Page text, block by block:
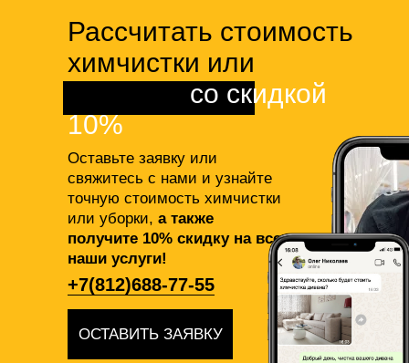
Оставьте заявку или
свяжитесь с нами и узнайте
точную стоимость химчистки
или уборки, а также
получите 10% скидку на все
наши услуги!
Рассчитать стоимость
химчистки или
со скидкой
10%
ОСТАВИТЬ ЗАЯВКУ
+7(812)688-77-55